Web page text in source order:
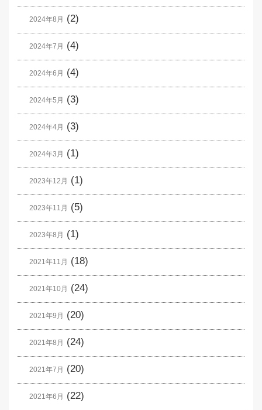
2024年8月 (2)
2024年7月 (4)
2024年6月 (4)
2024年5月 (3)
2024年4月 (3)
2024年3月 (1)
2023年12月 (1)
2023年11月 (5)
2023年8月 (1)
2021年11月 (18)
2021年10月 (24)
2021年9月 (20)
2021年8月 (24)
2021年7月 (20)
2021年6月 (22)